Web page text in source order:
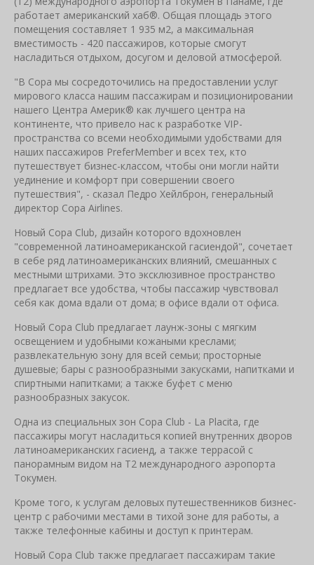
работает американский хаб®. Общая площадь этого
помещения составляет 1 935 м2, а максимальная
вместимость - 420 пассажиров, которые смогут
насладиться отдыхом, досугом и деловой атмосферой.
"В Copa мы сосредоточились на предоставлении услуг
мирового класса нашим пассажирам и позиционировании
нашего Центра Америк® как лучшего центра на
континенте, что привело нас к разработке VIP-
пространства со всеми необходимыми удобствами для
наших пассажиров PreferMember и всех тех, кто
путешествует бизнес-классом, чтобы они могли найти
уединение и комфорт при совершении своего
путешествия", - сказал Педро Хейлброн, генеральный
директор Copa Airlines.
Новый Copa Club, дизайн которого вдохновлен
"современной латиноамериканской гасиендой", сочетает
в себе ряд латиноамериканских влияний, смешанных с
местными штрихами. Это эксклюзивное пространство
предлагает все удобства, чтобы пассажир чувствовал
себя как дома вдали от дома; в офисе вдали от офиса.
Новый Copa Club предлагает лаунж-зоны с мягким
освещением и удобными кожаными креслами;
развлекательную зону для всей семьи; просторные
душевые; бары с разнообразными закусками, напитками и
спиртными напитками; а также буфет с меню
разнообразных закусок.
Одна из специальных зон Copa Club - La Placita, где
пассажиры могут насладиться копией внутренних дворов
латиноамериканских гасиенд, а также террасой с
панорамным видом на T2 международного аэропорта
Токумен.
Кроме того, к услугам деловых путешественников бизнес-
центр с рабочими местами в тихой зоне для работы, а
также телефонные кабины и доступ к принтерам.
Новый Copa Club также предлагает пассажирам такие